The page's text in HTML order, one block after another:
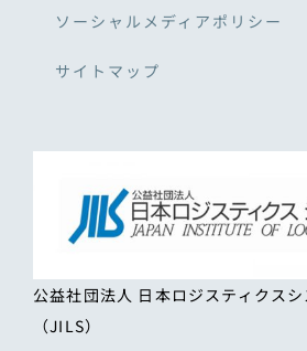
ソーシャルメディアポリシー
サイトマップ
公益社団法人 日本ロジスティクス
（JILS）